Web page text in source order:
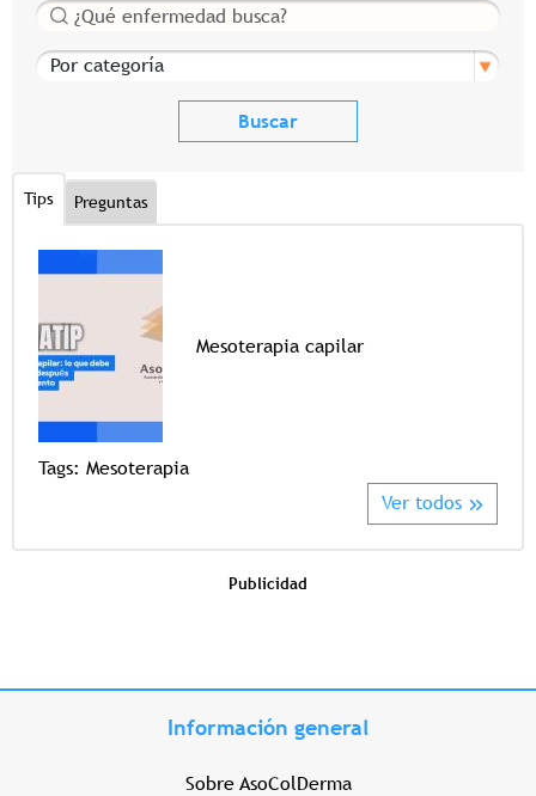
Buscar
Por categoría
Tips Preguntas
Mesoterapia capilar
Tags: Mesoterapia
Ver todos
Publicidad
Información general
Sobre AsoColDerma